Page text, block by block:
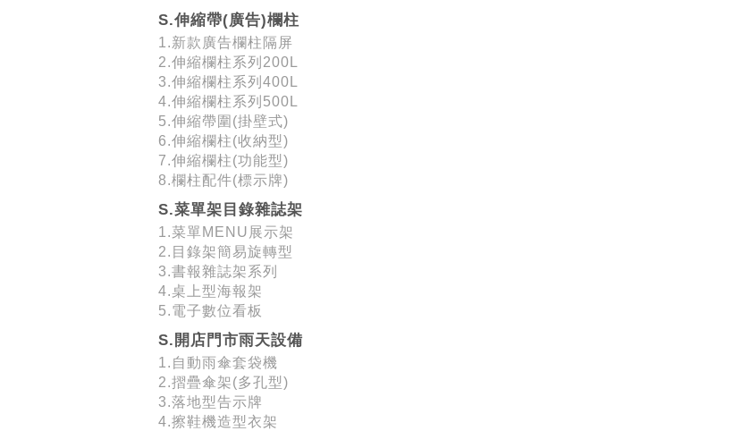
S.伸縮帶(廣告)欄柱
1.新款廣告欄柱隔屏
2.伸縮欄柱系列200L
3.伸縮欄柱系列400L
4.伸縮欄柱系列500L
5.伸縮帶圍(掛壁式)
6.伸縮欄柱(收納型)
7.伸縮欄柱(功能型)
8.欄柱配件(標示牌)
S.菜單架目錄雜誌架
1.菜單MENU展示架
2.目錄架簡易旋轉型
3.書報雜誌架系列
4.桌上型海報架
5.電子數位看板
S.開店門市雨天設備
1.自動雨傘套袋機
2.摺疊傘架(多孔型)
3.落地型告示牌
4.擦鞋機造型衣架